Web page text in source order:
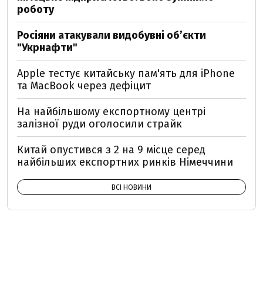
роботу
Росіяни атакували видобувні обʼєкти
"Укрнафти"
Apple тестує китайську пам'ять для iPhone
та MacBook через дефіцит
На найбільшому експортному центрі
залізної руди оголосили страйк
Китай опустився з 2 на 9 місце серед
найбільших експортних ринків Німеччини
ВСІ НОВИНИ